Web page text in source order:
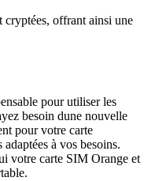
cryptées, offrant ainsi une
pour utiliser les
besoin dune nouvelle
pour votre carte
à vos besoins.
votre carte SIM Orange et